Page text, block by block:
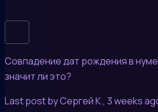
Совпадение дат рождения в
значит ли это?
Last post by Сергей К., 3 weeks